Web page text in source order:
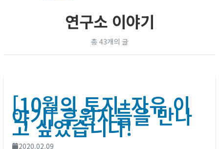
연구소 이야기
총 43개의 글
[10월의 토지+자유 이
야기] 후원자들을 만나
고 싶었습니다!
2020.02.09